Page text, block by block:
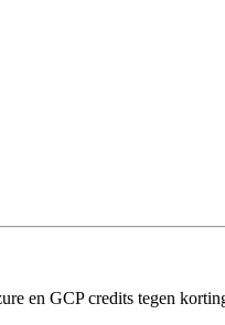
en GCP credits tegen